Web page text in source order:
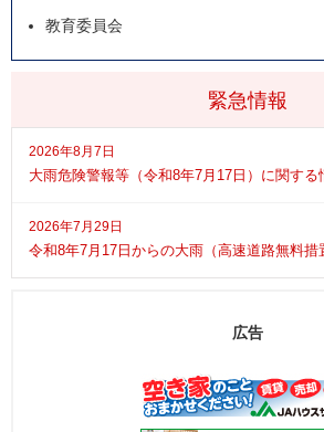
緊急情報
2026年8月7日
大雨危険警報等（令和8年7月17日）に関する
2026年7月29日
令和8年7月17日からの大雨（高速道路無料措
教育委員会
広告